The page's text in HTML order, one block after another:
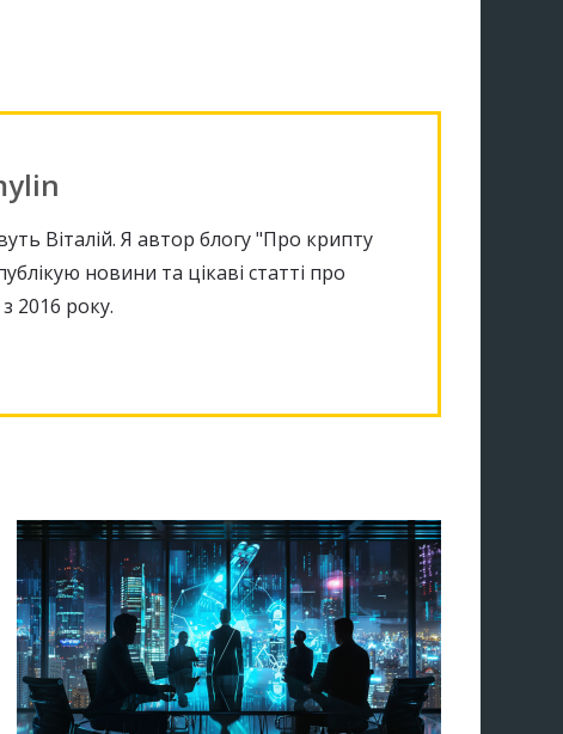
Віталій. Я автор блогу "Про крипту
новини та цікаві статті про
2016 року.